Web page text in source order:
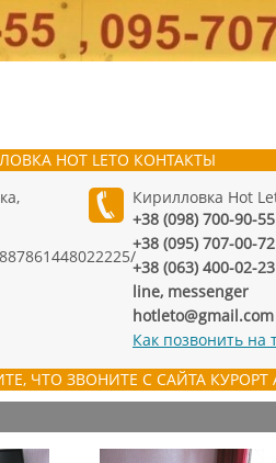
HOT LETO КОНТАКТЫ
Кирилловка Hot
+38 (098) 700-90-55
+38 (095) 707-00-
+38 (063) 400-02-
line, messenger
hotleto@gmail.com
Как позвонить
ЧТО ЗВОНИТЕ С САЙТА КУРОРТ